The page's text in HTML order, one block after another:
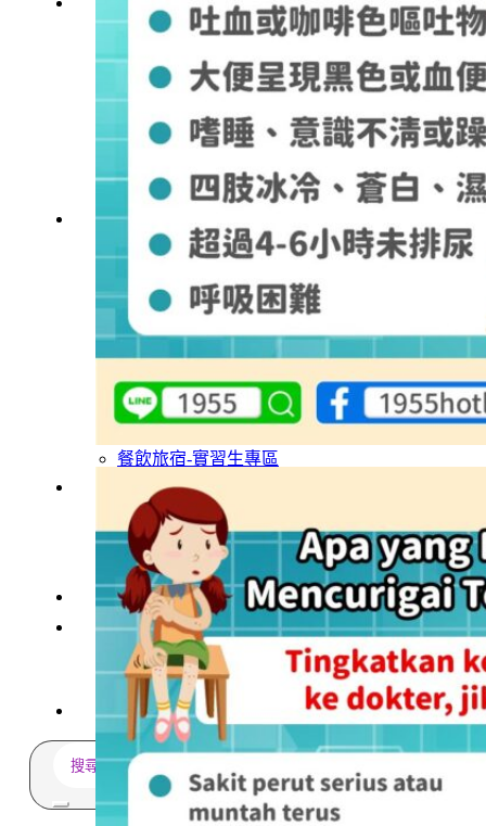
最新消息
營造業移工重點新聞
旅宿業專題報導
外籍移工文章專區
傳統產業文章專區
懶人包｜廢棄物處理與回收業
申請專區
家庭幫傭
機構看護
資源回收業移工
製造業移工
白領專業移工
農業移工
營造業移工
餐飲旅宿-實習生專區
「3分鐘」巴氏量表評估
巴氏量表是什麼?
多元免評
常見問題
關於我們
案例分享
歷年評鑑成績
失聯協尋